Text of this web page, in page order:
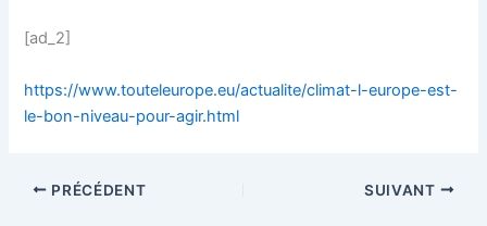
[ad_2]
https://www.touteleurope.eu/actualite/climat-l-europe-est-
le-bon-niveau-pour-agir.html
PRÉCÉDENT SUIVANT